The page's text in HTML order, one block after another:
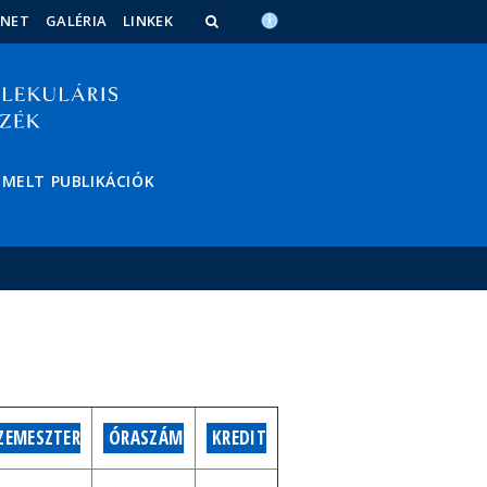
GALÉRIA LINKEK
PUBLIKÁCIÓK
ÓRASZÁM KREDIT